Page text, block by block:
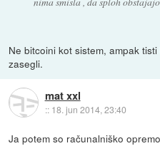
Ne bitcoini kot sistem, ampak
zasegli.
mat xxl
:: 18. jun 2014, 23:40
Ja potem so računalniško